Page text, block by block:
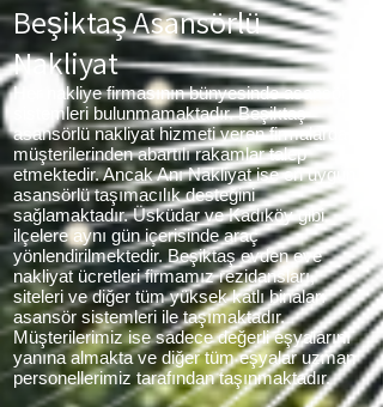
Beşiktaş Asansörlü
Nakliyat
Her nakliye firmasının bünyesinde asansör
sistemleri bulunmamaktadır. Beşiktaş
asansörlü nakliyat hizmeti veren firmalarda
müşterilerinden abartılı rakamlar talep
etmektedir. Ancak Anı Nakliyat ise en uygun
asansörlü taşımacılık desteğini
sağlamaktadır. Üsküdar ve Kadıköy gibi
ilçelere aynı gün içerisinde araç
yönlendirilmektedir. Beşiktaş evden eve
nakliyat ücretleri firmamız rezidansları,
siteleri ve diğer tüm yüksek katlı binaları
asansör sistemleri ile taşımaktadır.
Müşterilerimiz ise sadece değerli eşyalarını
yanına almakta ve diğer tüm eşyalar uzman
personellerimiz tarafından taşınmaktadır.